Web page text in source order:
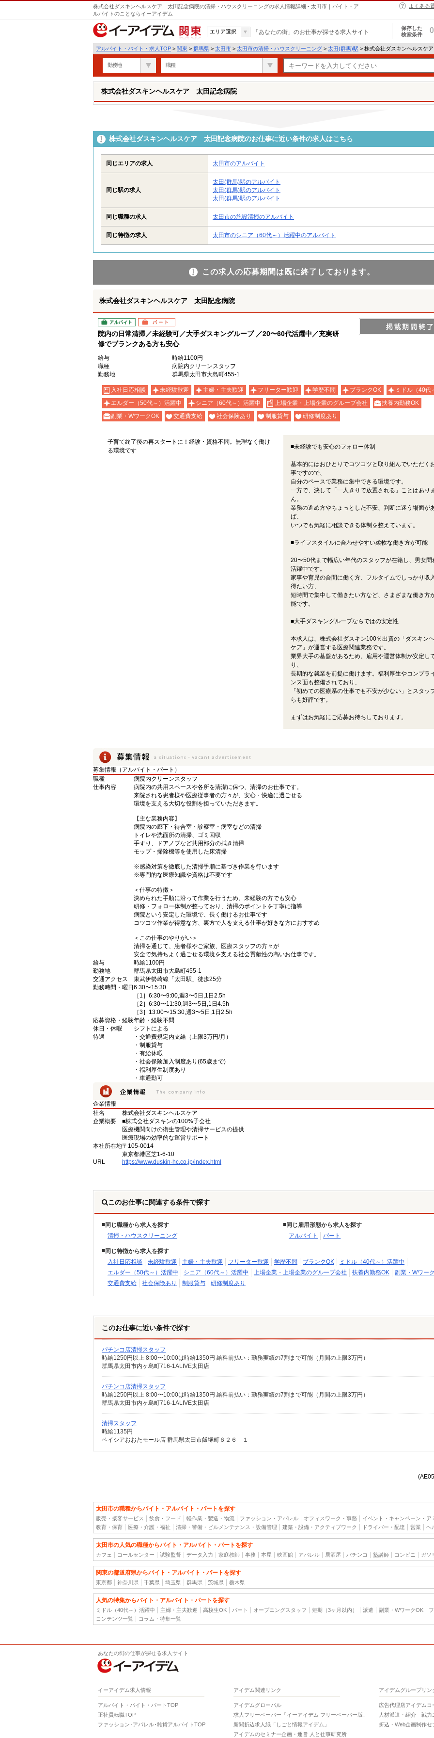
株式会社ダスキンヘルスケア 太田記念病院の清掃・ハウスクリーニングの求人情報詳細 - 太田市｜バイト・ア
ルバイトのことならイーアイデム
よくある
関東
エリア選択 「あなたの街」のお仕事が探せる求人サイト
保存した
検索条件
0
アルバイト・バイト・求人TOP > 関東 > 群馬県 > 太田市 > 太田市の清掃・ハウスクリーニング > 太田(群馬)駅 > 株式会社ダスキンヘルスケ
勤務地 職種
株式会社ダスキンヘルスケア 太田記念病院
株式会社ダスキンヘルスケア 太田記念病院のお仕事に近い条件の求人はこちら
同じエリアの求人 太田市のアルバイト
同じ駅の求人
太田(群馬)駅のアルバイト
太田(群馬)駅のアルバイト
太田(群馬)駅のアルバイト
同じ職種の求人 太田市の施設清掃のアルバイト
同じ特徴の求人 太田市のシニア（60代～）活躍中のアルバイト
この求人の応募期間は既に終了しております。
株式会社ダスキンヘルスケア 太田記念病院
アルバイト パート
院内の日常清掃／未経験可／大手ダスキングループ ／20〜60代活躍中／充実研
修でブランクある方も安心
給与
時給1100円
職種
病院内クリーンスタッフ
勤務地
群馬県太田市大島町455-1
入社日応相談 未経験歓迎 主婦・主夫歓迎 フリーター歓迎 学歴不問 ブランクOK
ミドル（40代
エルダー（50代～）活躍中
シニア（60代～）活躍中 上場企業・上場企業のグループ会社
扶養内勤務OK
副業・WワークOK
交通費支給 社会保険あり 制服貸与 研修制度あり
子育て終了後の再スタートに！経験・資格不問。無理なく働け
る環境です
■未経験でも安心のフォロー体制
基本的にはおひとりでコツコツと取り組んでいただく
事ですので、
自分のペースで業務に集中できる環境です。
一方で、決して「一人きりで放置される」ことはあり
ん。
業務の進め方やちょっとした不安、判断に迷う場面が
ば、
いつでも気軽に相談できる体制を整えています。
■ライフスタイルに合わせやすい柔軟な働き方が可能
20〜50代まで幅広い年代のスタッフが在籍し、男女問
活躍中です。
家事や育児の合間に働く方、フルタイムでしっかり収
得たい方、
短時間で集中して働きたい方など、さまざまな働き方
能です。
■大手ダスキングループならではの安定性
本求人は、株式会社ダスキン100％出資の「ダスキン
ケア」が運営する医療関連業務です。
業界大手の基盤があるため、雇用や運営体制が安定し
り、
長期的な就業を前提に働けます。福利厚生やコンプラ
ンス面も整備されており、
「初めての医療系の仕事でも不安が少ない」とスタッ
らも好評です。
まずはお気軽にご応募お待ちしております。
募集情報（アルバイト・パート）
職種
病院内クリーンスタッフ
仕事内容
病院内の共用スペースや各所を清潔に保つ、清掃のお仕事です。
来院される患者様や医療従事者の方々が、安心・快適に過ごせる
環境を支える大切な役割を担っていただきます。
【主な業務内容】
病院内の廊下・待合室・診察室・病室などの清掃
トイレや洗面所の清掃、ゴミ回収
手すり、ドアノブなど共用部分の拭き清掃
モップ・掃除機等を使用した床清掃
※感染対策を徹底した清掃手順に基づき作業を行います
※専門的な医療知識や資格は不要です
＜仕事の特徴＞
決められた手順に沿って作業を行うため、未経験の方でも安心
研修・フォロー体制が整っており、清掃のポイントを丁寧に指導
病院という安定した環境で、長く働けるお仕事です
コツコツ作業が得意な方、裏方で人を支える仕事が好きな方におすすめ
＜この仕事のやりがい＞
清掃を通じて、患者様やご家族、医療スタッフの方々が
安全で気持ちよく過ごせる環境を支える社会貢献性の高いお仕事です。
給与
時給1100円
勤務地
群馬県太田市大島町455-1
交通アクセス
東武伊勢崎線「太田駅」徒歩25分
勤務時間・曜日 6:30〜15:30
［1］6:30〜9:00,週3〜5日,1日2.5h
［2］6:30〜11:30,週3〜5日,1日4.5h
［3］13:00〜15:30,週3〜5日,1日2.5h
応募資格・経験年齢・経験不問
休日・休暇
シフトによる
待遇
・交通費規定内支給（上限3万円/月）
・制服貸与
・有給休暇
・社会保険加入制度あり(65歳まで)
・福利厚生制度あり
・車通勤可
企業情報
社名
株式会社ダスキンヘルスケア
企業概要
■株式会社ダスキンの100%子会社
医療機関向けの衛生管理や清掃サービスの提供
医療現場の効率的な運営サポート
本社所在地〒105-0014
東京都港区芝1-6-10
URL
https://www.duskin-hc.co.jp/index.html
このお仕事に関連する条件で探す
同じ職種から求人を探す
清掃・ハウスクリーニング
同じ雇用形態から求人を探す
アルバイト
パート
同じ特徴から求人を探す
入社日応相談
未経験歓迎 主婦・主夫歓迎 フリーター歓迎 学歴不問 ブランクOK
ミドル（40代～）活躍中
エルダー（50代～）活躍中
シニア（60代～）活躍中 上場企業・上場企業のグループ会社 扶養内勤務OK
副業・Wワー
交通費支給
社会保険あり 制服貸与 研修制度あり
このお仕事に近い条件で探す
パチンコ店清掃スタッフ
時給1250円以上 8:00〜10:00は時給1350円 給料前払い：勤務実績の7割まで可能（月間の上限3万円）
群馬県太田市内ヶ島町716-1ALIVE太田店
パチンコ店清掃スタッフ
時給1250円以上 8:00〜10:00は時給1350円 給料前払い：勤務実績の7割まで可能（月間の上限3万円）
群馬県太田市内ヶ島町716-1ALIVE太田店
清掃スタッフ
時給1135円
ベイシアおおたモール店 群馬県太田市飯塚町６２６－１
太田市の職種からバイト・アルバイト・パートを探す
販売・接客サービス 飲食・フード 軽作業・製造・物流 ファッション・アパレル オフィスワーク・事務
イベント・キャンペーン・ア
教育・保育
医療・介護・福祉 清掃・警備・ビルメンテナンス・設備管理 建築・設備・アクティブワーク ドライバー・配達 営業 ヘ
太田市の人気の職種からバイト・アルバイト・パートを探す
カフェ コールセンター 試験監督 データ入力 家庭教師 事務 本屋 映画館 アパレル 居酒屋 パチンコ 塾講師 コンビニ ガソ
関東の都道府県からバイト・アルバイト・パートを探す
東京都 神奈川県 千葉県 埼玉県 群馬県 茨城県 栃木県
人気の特集からバイト・アルバイト・パートを探す
ミドル（40代～）活躍中 主婦・主夫歓迎 高校生OK パート オープニングスタッフ 短期（3ヶ月以内） 派遣 副業・WワークOK
コンテンツ一覧
コラム・特集一覧
あなたの街の仕事が探せる求人サイト
イーアイデム求人情報
アルバイト・バイト・パートTOP
正社員転職TOP
ファッション･アパレル･雑貨アルバイトTOP
アイデム関連リンク
アイデムグローバル
求人フリーペーパー「イーアイデム フリーペーパー版」
新聞折込求人紙「しごと情報アイデム」
アイデムのセミナー企画・運営 人と仕事研究所
アイデムグループリン
広告代理店アイデムコ
人材派遣・紹介 戦力
折込・Web企画制作セ